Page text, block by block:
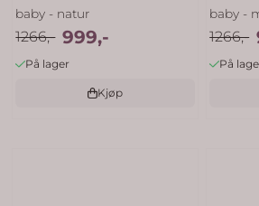
baby - natur
1266,- 999,-
På lager
Kjøp
baby -
1266,-
På